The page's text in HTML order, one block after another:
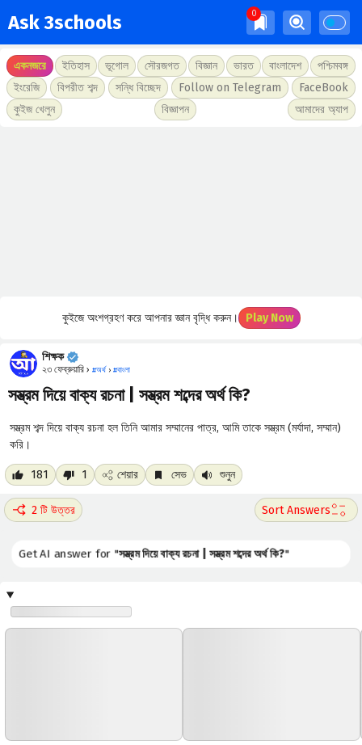
Ask 3schools
একনজরে ইতিহাস ভূগোল সৌরজগত বিজ্ঞান ভারত বাংলাদেশ
পশ্চিমবঙ্গ
ইংরেজি
বিপরীত শব্দ সন্ধি বিচ্ছেদ Follow on Telegram
FaceBook
কুইজ খেলুন
বিজ্ঞাপন আমাদের অ্যাপ
কুইজে অংশগ্রহণ করে আপনার জ্ঞান বৃদ্ধি করুন। Play Now
শিক্ষক
২৩ ফেব্রুয়ারি › #অর্থ › #বাংলা
সম্ভ্রম দিয়ে বাক্য রচনা | সম্ভ্রম শব্দের অর্থ কি?
সম্ভ্রম শব্দ দিয়ে বাক্য রচনা হল তিনি আমার সম্মানের পাত্র, আমি তাকে সম্ভ্রম (মর্যাদা, সম্মান)
করি।
181 1 শেয়ার সেভ শুনুন
2 টি উত্তর
Get AI answer for "সম্ভ্রম দিয়ে বাক্য রচনা | সম্ভ্রম শব্দের অর্থ কি?"